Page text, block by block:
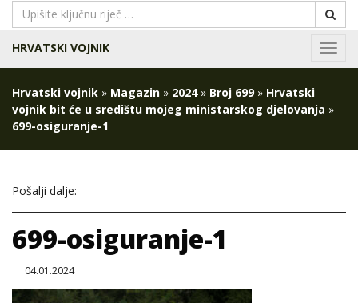
HRVATSKI VOJNIK
Hrvatski vojnik » Magazin » 2024» Broj 699» Hrvatski
vojnik bit će u središtu mojeg ministarskog djelovanja »
699-osiguranje-1
Pošalji dalje:
699-osiguranje-1
04.01.2024